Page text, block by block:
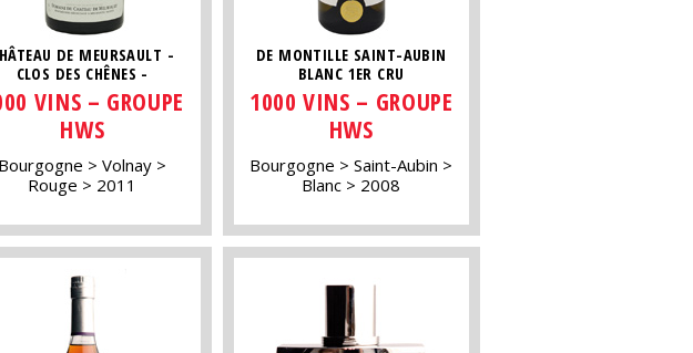
DE MEURSAULT -
CLOS DES CHÊNES -
VINS – GROUPE
HWS
Bourgogne
Volnay
Rouge
2011
DE MONTILLE SAINT-AUBIN
BLANC 1ER CRU
1000 VINS – GROUPE
HWS
Bourgogne
Saint-Aubin
Blanc
2008